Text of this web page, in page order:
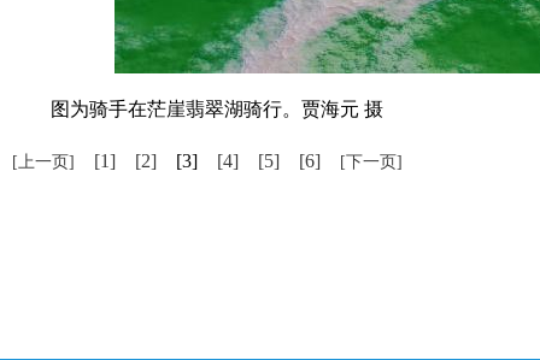
图为骑手在茫崖翡翠湖骑行。贾海元 摄
[上一页] [1] [2] [3] [4] [5] [6] [下一页]